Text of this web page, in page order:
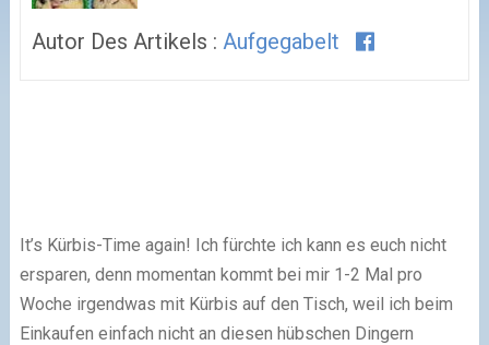
Autor Des Artikels : Aufgegabelt
It’s Kürbis-Time again! Ich fürchte ich kann es euch nicht
ersparen, denn momentan kommt bei mir 1-2 Mal pro
Woche irgendwas mit Kürbis auf den Tisch, weil ich beim
Einkaufen einfach nicht an diesen hübschen Dingern